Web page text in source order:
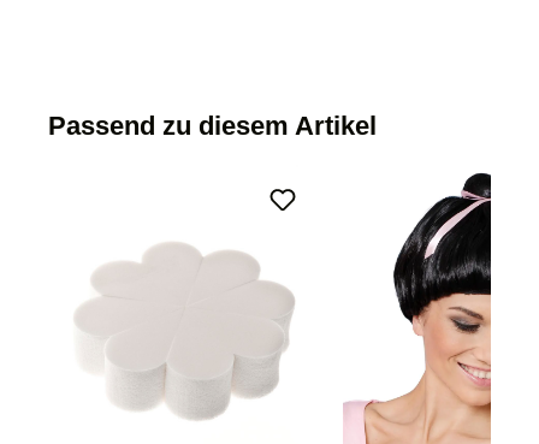
Passend zu diesem Artikel